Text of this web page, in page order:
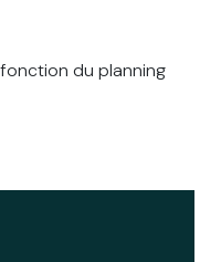
du planning